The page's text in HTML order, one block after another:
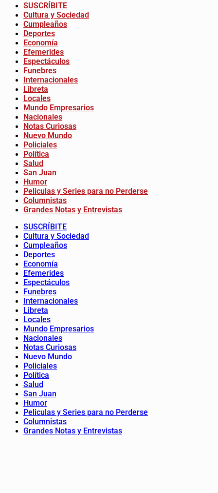
SUSCRÍBITE
Cultura y Sociedad
Cumpleaños
Deportes
Economía
Efemerides
Espectáculos
Funebres
Internacionales
Libreta
Locales
Mundo Empresarios
Nacionales
Notas Curiosas
Nuevo Mundo
Policiales
Política
Salud
San Juan
Humor
Peliculas y Series para no Perderse
Columnistas
Grandes Notas y Entrevistas
SUSCRÍBITE
Cultura y Sociedad
Cumpleaños
Deportes
Economía
Efemerides
Espectáculos
Funebres
Internacionales
Libreta
Locales
Mundo Empresarios
Nacionales
Notas Curiosas
Nuevo Mundo
Policiales
Política
Salud
San Juan
Humor
Peliculas y Series para no Perderse
Columnistas
Grandes Notas y Entrevistas